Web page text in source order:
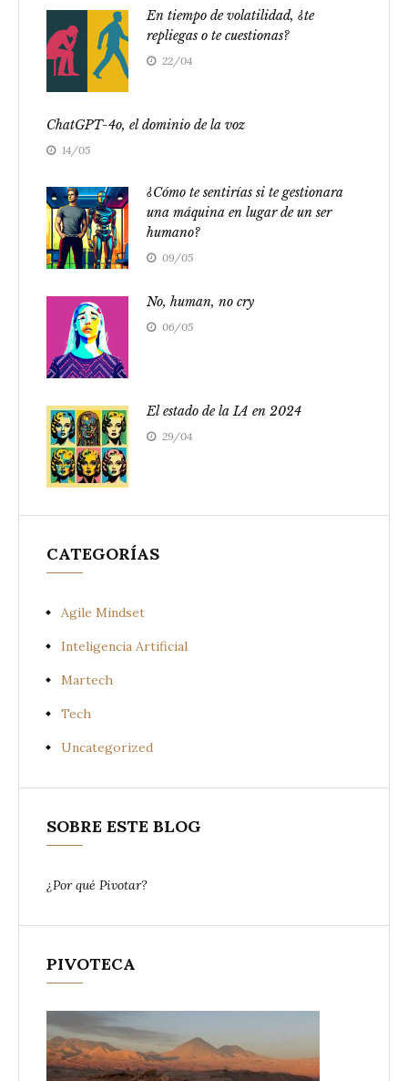
En tiempo de volatilidad, ¿te
repliegas o te cuestionas?
22/04
ChatGPT-4o, el dominio de la voz
14/05
¿Cómo te sentirías si te gestionara
una máquina en lugar de un ser
humano?
09/05
No, human, no cry
06/05
El estado de la IA en 2024
29/04
CATEGORÍAS
Agile Mindset
Inteligencia Artificial
Martech
Tech
Uncategorized
SOBRE ESTE BLOG
¿Por qué Pivotar?
PIVOTECA